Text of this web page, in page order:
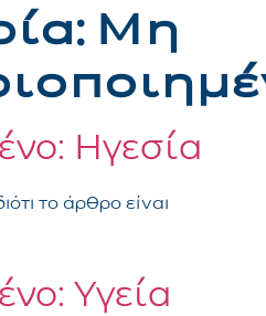
Μη
Ηγεσία
το άρθρο είναι
Υγεία